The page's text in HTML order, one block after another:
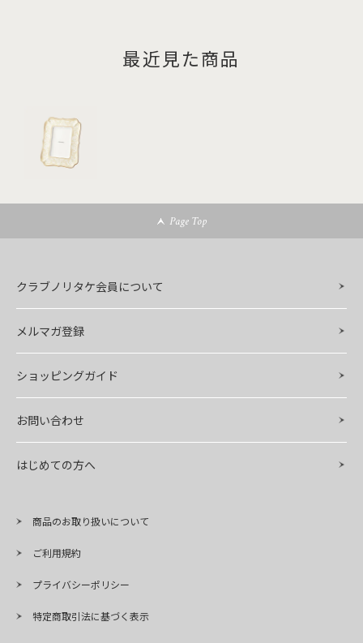
最近見た商品
Page Top
クラブノリタケ会員について
メルマガ登録
ショッピングガイド
お問い合わせ
はじめての方へ
商品のお取り扱いについて
ご利用規約
プライバシーポリシー
特定商取引法に基づく表示